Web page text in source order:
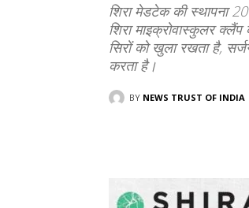
शिरा मेडटेक की स्थापना
शिरा माइक्रोवास्कुलर
सिरों को खुला रखता है,
करता है।
BY NEWS TRUST OF INDIA